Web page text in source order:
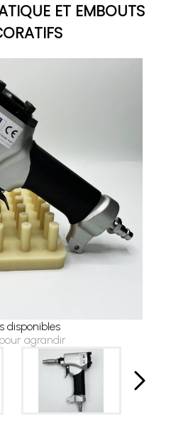
ET EMBOUTS
disponibles
agrandir